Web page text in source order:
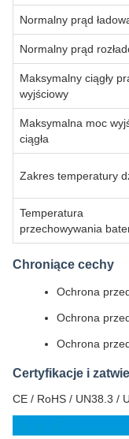
Normalny prąd
Normalny prąd
Maksymalny ciągły
wyjściowy
Maksymalna moc
ciągła
Zakres temperatury
Temperatura
przechowywania
Chroniące cechy
Ochrona
Ochrona
Ochrona
Certyfikacje i
CE / RoHS / UN38.3 /